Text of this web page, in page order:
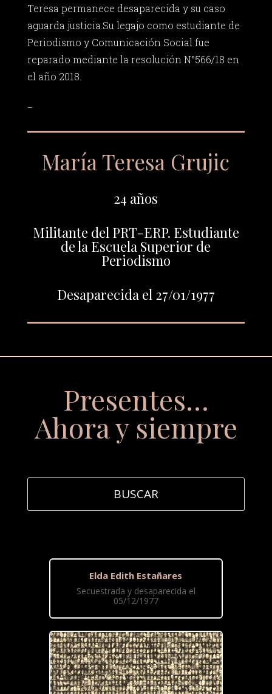
Teresa permanece desaparecida y su caso
aguarda justicia.Su legajo como estudiante de
Periodismo y Comunicación Social fue
reparado mediante la resolución N°566/18 en
el año 2018.
María Teresa Grujic
24 años
Militante del PRT-ERP. Estudiante
de la Escuela Superior de
Periodismo
Desaparecida el 27/01/1977
Presentes…
Ahora y siempre
Elda Edith Estañares
Secuestrada y desaparecida el
05/12/1977